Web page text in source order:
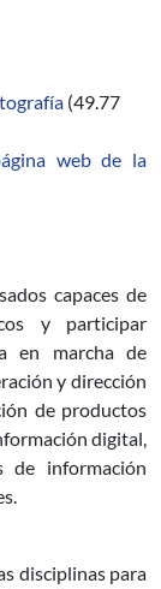
(49.77
web de la
capaces de
y participar
en marcha de
y dirección
de productos
digital,
de información
disciplinas para